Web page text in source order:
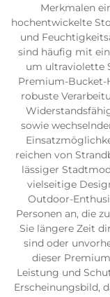
Merkmalen
hochentwickelte
und
sind häufig mit
um ultraviolette
Premium-Bucket-
robuste
sowie
reichen von
lässiger
vielseitige
Outdoor-
Personen an, die
Sie längere Zeit
sind oder
dieser
Leistung und
Erscheinungsbild,